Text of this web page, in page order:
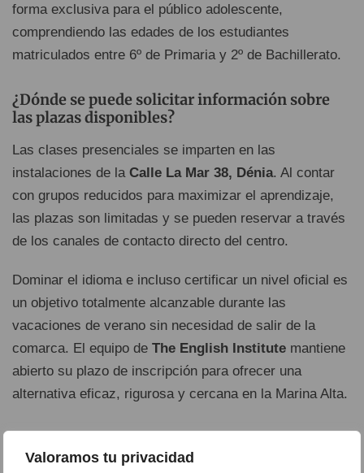
Valoramos tu privacidad
forma exclusiva para el público adolescente,
comprendiendo las edades de los estudiantes
matriculados entre 6º de Primaria y 2º de Bachillerato.
¿Dónde se puede solicitar información sobre
las plazas disponibles?
Las clases presenciales se imparten en las
instalaciones de la Calle La Mar 38, Dénia. Al contar
con grupos reducidos para maximizar el aprendizaje,
las plazas son limitadas y se pueden reservar a través
de los canales de contacto directo del centro.
Dominar el idioma e incluso certificar un nivel oficial es
un objetivo totalmente alcanzable durante las
vacaciones de verano sin necesidad de salir de la
comarca. El equipo de The English Institute mantiene
abierto su plazo de inscripción para ofrecer una
alternativa eficaz, rigurosa y cercana en la Marina Alta.
Contacta con The English Institute